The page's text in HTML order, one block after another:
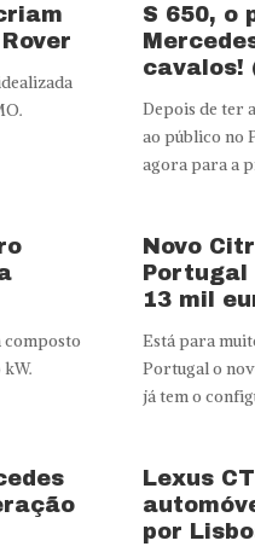
S 650, o
cavalos!
Depois de ter
ao público no
agora para a
composto
Novo
Portugal
13 mil
Está para
Portugal o
já tem o
Lexus
por